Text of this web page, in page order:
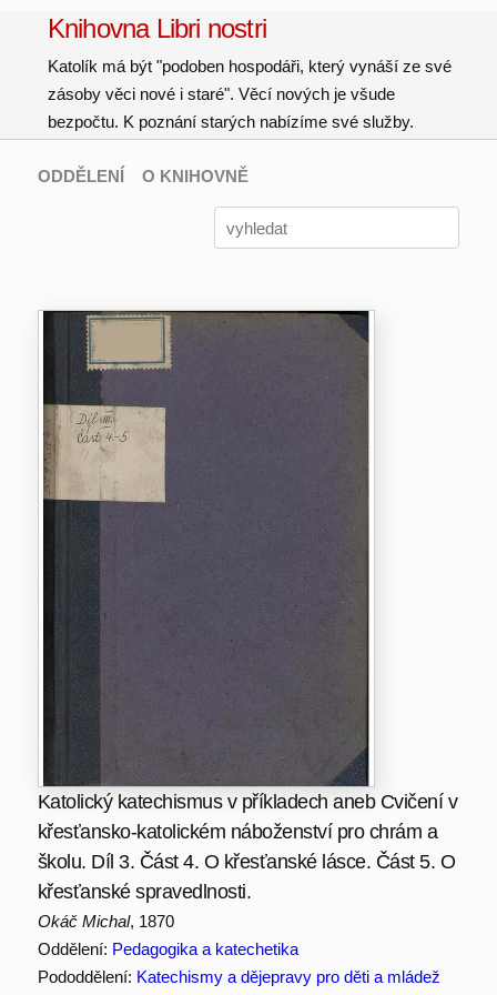
Knihovna Libri nostri
Katolík má být "podoben hospodáři, který vynáší ze své
zásoby věci nové i staré". Věcí nových je všude
bezpočtu. K poznání starých nabízíme své služby.
ODDĚLENÍ O KNIHOVNĚ
Katolický katechismus v příkladech aneb Cvičení v
křesťansko-katolickém náboženství pro chrám a
školu. Díl 3. Část 4. O křesťanské lásce. Část 5. O
křesťanské spravedlnosti.
Okáč Michal, 1870
Oddělení: Pedagogika a katechetika
Pododdělení: Katechismy a dějepravy pro děti a mládež